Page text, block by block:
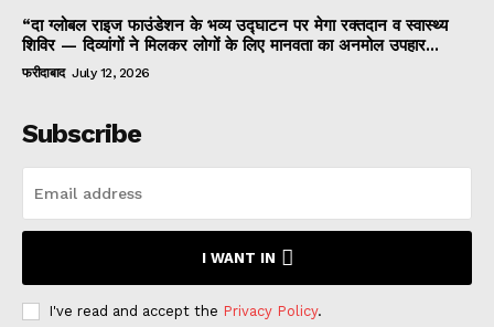
“दा ग्लोबल राइज फाउंडेशन के भव्य उद्घाटन पर मेगा रक्तदान व स्वास्थ्य
शिविर — दिव्यांगों ने मिलकर लोगों के लिए मानवता का अनमोल उपहार...
फरीदाबाद July 12, 2026
Subscribe
I WANT IN
I've read and accept the Privacy Policy.